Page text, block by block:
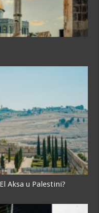
Aksa u Palestini?